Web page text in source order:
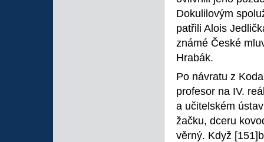
Dokulilovým
patřili Alois
známé České
Hrabák.
Po návratu z
profesor na IV.
a učitelském
žačku, dceru
věrný. Když